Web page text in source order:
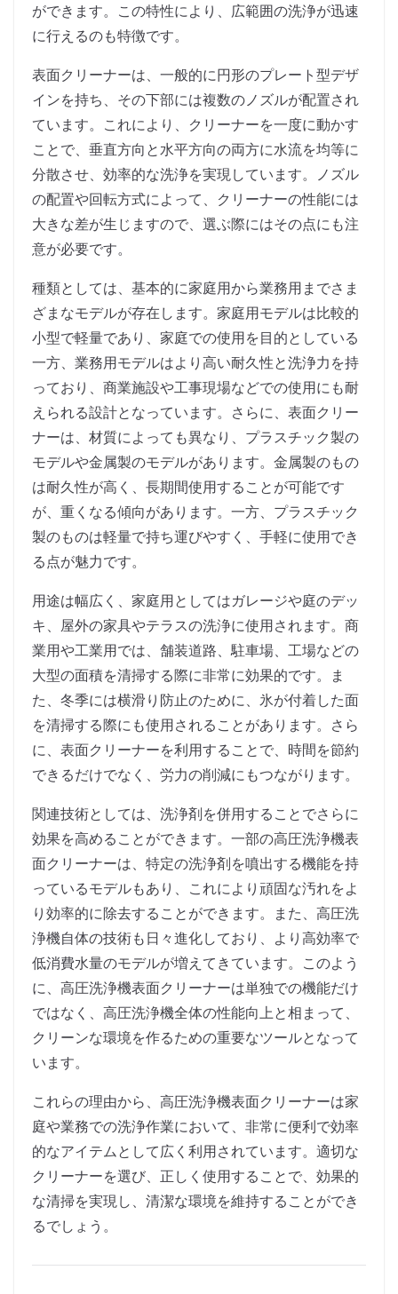
ができます。この特性により、広範囲の洗浄が迅速
に行えるのも特徴です。
表面クリーナーは、一般的に円形のプレート型デザ
インを持ち、その下部には複数のノズルが配置され
ています。これにより、クリーナーを一度に動かす
ことで、垂直方向と水平方向の両方に水流を均等に
分散させ、効率的な洗浄を実現しています。ノズル
の配置や回転方式によって、クリーナーの性能には
大きな差が生じますので、選ぶ際にはその点にも注
意が必要です。
種類としては、基本的に家庭用から業務用までさま
ざまなモデルが存在します。家庭用モデルは比較的
小型で軽量であり、家庭での使用を目的としている
一方、業務用モデルはより高い耐久性と洗浄力を持
っており、商業施設や工事現場などでの使用にも耐
えられる設計となっています。さらに、表面クリー
ナーは、材質によっても異なり、プラスチック製の
モデルや金属製のモデルがあります。金属製のもの
は耐久性が高く、長期間使用することが可能です
が、重くなる傾向があります。一方、プラスチック
製のものは軽量で持ち運びやすく、手軽に使用でき
る点が魅力です。
用途は幅広く、家庭用としてはガレージや庭のデッ
キ、屋外の家具やテラスの洗浄に使用されます。商
業用や工業用では、舗装道路、駐車場、工場などの
大型の面積を清掃する際に非常に効果的です。ま
た、冬季には横滑り防止のために、氷が付着した面
を清掃する際にも使用されることがあります。さら
に、表面クリーナーを利用することで、時間を節約
できるだけでなく、労力の削減にもつながります。
関連技術としては、洗浄剤を併用することでさらに
効果を高めることができます。一部の高圧洗浄機表
面クリーナーは、特定の洗浄剤を噴出する機能を持
っているモデルもあり、これにより頑固な汚れをよ
り効率的に除去することができます。また、高圧洗
浄機自体の技術も日々進化しており、より高効率で
低消費水量のモデルが増えてきています。このよう
に、高圧洗浄機表面クリーナーは単独での機能だけ
ではなく、高圧洗浄機全体の性能向上と相まって、
クリーンな環境を作るための重要なツールとなって
います。
これらの理由から、高圧洗浄機表面クリーナーは家
庭や業務での洗浄作業において、非常に便利で効率
的なアイテムとして広く利用されています。適切な
クリーナーを選び、正しく使用することで、効果的
な清掃を実現し、清潔な環境を維持することができ
るでしょう。